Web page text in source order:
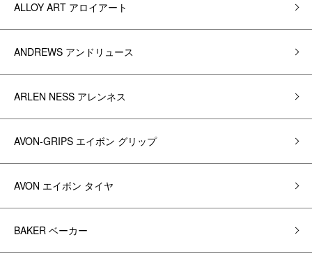
ALLOY ART アロイアート
ANDREWS アンドリュース
ARLEN NESS アレンネス
AVON-GRIPS エイボン グリップ
AVON エイボン タイヤ
BAKER ベーカー